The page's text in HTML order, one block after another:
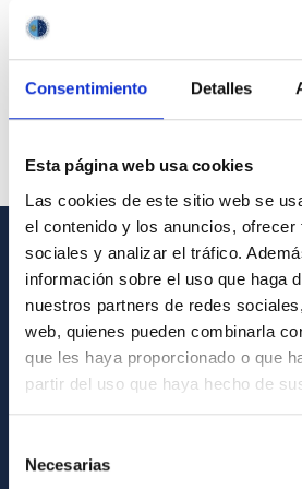
Consentimiento Detalles
Esta página web usa cookies
Las cookies de este sitio web se
el contenido y los anuncios, ofrecer
sociales y analizar el tráfico.
información sobre el uso que haga
nuestros partners de redes
web, quienes pueden combinarla
que les haya proporcionado o que
partir del uso que haya hecho de
Necesarias
GENERAL INFORMATION
Contact
How to get to the IAC
List of personnel
General register